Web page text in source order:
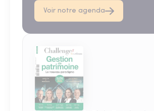
Voir notre agenda